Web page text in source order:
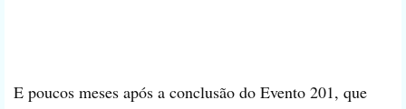
E poucos meses após a conclusão do Evento 201, que